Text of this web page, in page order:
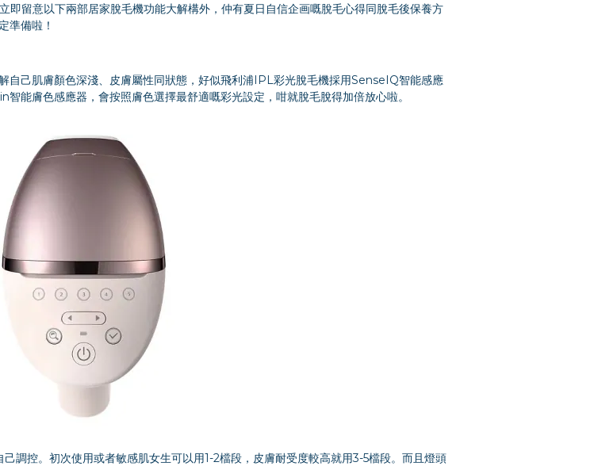
留意以下兩部居家脫毛機功能大解構外，仲有夏日自信企画嘅脫毛心得同脫毛後保養方
準備啦！
自己肌膚顏色深淺、皮膚屬性同狀態，好似飛利浦IPL彩光脫毛機採用SenseIQ智能感應
能膚色感應器，會按照膚色選擇最舒適嘅彩光設定，咁就脫毛脫得加倍放心啦。
控。初次使用或者敏感肌女生可以用1-2檔段，皮膚耐受度較高就用3-5檔段。而且燈頭